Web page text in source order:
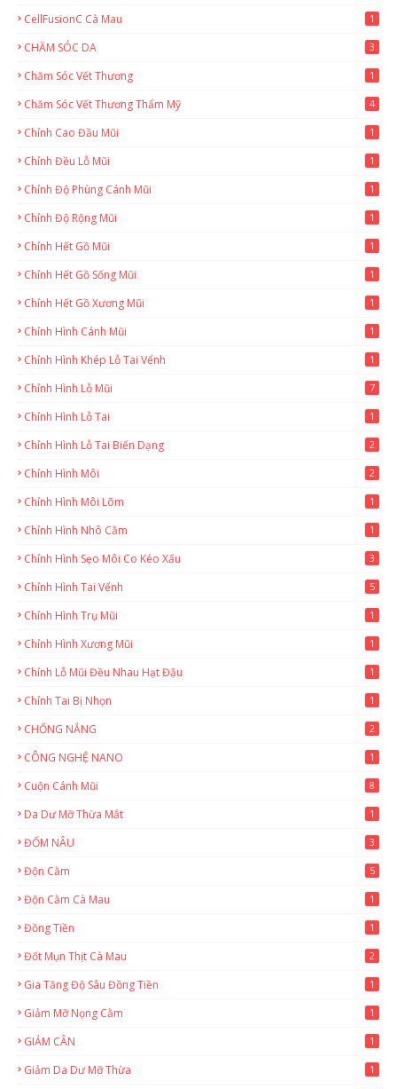
CellFusionC Cà Mau 1
CHĂM SÓC DA 3
Chăm Sóc Vết Thương 1
Chăm Sóc Vết Thương Thẩm Mỹ 4
Chỉnh Cao Đầu Mũi 1
Chỉnh Đều Lỗ Mũi 1
Chỉnh Độ Phùng Cánh Mũi 1
Chỉnh Độ Rộng Mũi 1
Chỉnh Hết Gồ Mũi 1
Chỉnh Hết Gồ Sống Mũi 1
Chỉnh Hết Gồ Xương Mũi 1
Chỉnh Hình Cánh Mũi 1
Chỉnh Hình Khép Lỗ Tai Vểnh 1
Chỉnh Hình Lỗ Mũi 7
Chỉnh Hình Lỗ Tai 1
Chỉnh Hình Lỗ Tai Biến Dạng 2
Chỉnh Hình Môi 2
Chỉnh Hình Môi Lõm 1
Chỉnh Hình Nhô Cằm 1
Chỉnh Hình Sẹo Môi Co Kéo Xấu 3
Chỉnh Hình Tai Vểnh 5
Chỉnh Hình Trụ Mũi 1
Chỉnh Hình Xương Mũi 1
Chỉnh Lỗ Mũi Đều Nhau Hạt Đậu 1
Chỉnh Tai Bị Nhọn 1
CHỐNG NẮNG 2
CÔNG NGHỆ NANO 1
Cuộn Cánh Mũi 8
Da Dư Mỡ Thừa Mắt 1
ĐỐM NÂU 3
Độn Cằm 5
Độn Cằm Cà Mau 1
Đồng Tiền 1
Đốt Mụn Thịt Cà Mau 2
Gia Tăng Độ Sâu Đồng Tiền 1
Giảm Mỡ Nọng Cằm 1
GIẢM CÂN 1
Giảm Da Dư Mỡ Thừa 1